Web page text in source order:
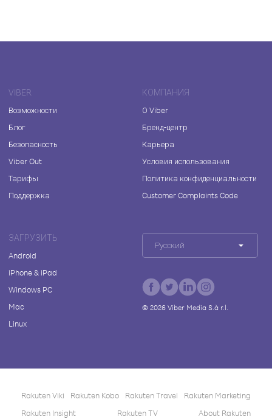
VIBER
Возможности
Блог
Безопасность
Viber Out
Тарифы
Поддержка
КОМПАНИЯ
О Viber
Бренд-центр
Карьера
Условия использования
Политика конфиденциальности
Customer Complaints Code
ЗАГРУЗИТЬ
Android
iPhone & iPad
Windows PC
Mac
Linux
Русский
© 2026Viber Media S.à r.l.
Rakuten Viki Rakuten Kobo Rakuten Travel
Rakuten Marketing
Rakuten Insight
Rakuten TV About Rakuten